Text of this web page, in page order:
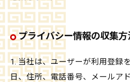
プライバシー情報の収集方
1. 当社は、ユーザーが利用登録
日、住所、電話番号、メールア